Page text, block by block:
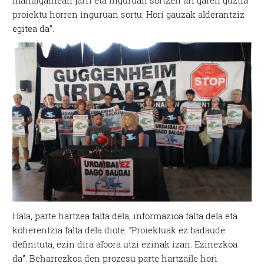
fitxategiak erabiltzen ditu. Zure esperientzia eta
zerbitzuak hobetzeko asmoz, cookie teknologiaz
baliatzen gara. Ohar hau onartuz gero, teknologia hori
erabiltzeko baimen esplizitua ematen diguzu.Gehiago
irakurri
proiektu horren inguruan sortu. Hori gauzak alderantziz
egitea da”.
Hala, parte hartzea falta dela, informazioa falta dela eta
koherentzia falta dela diote. “Proiektuak ez badaude
definituta, ezin dira albora utzi ezinak izan. Ezinezkoa
da”. Beharrezkoa den prozesu parte hartzaile hori